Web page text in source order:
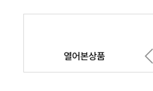
열어본상품